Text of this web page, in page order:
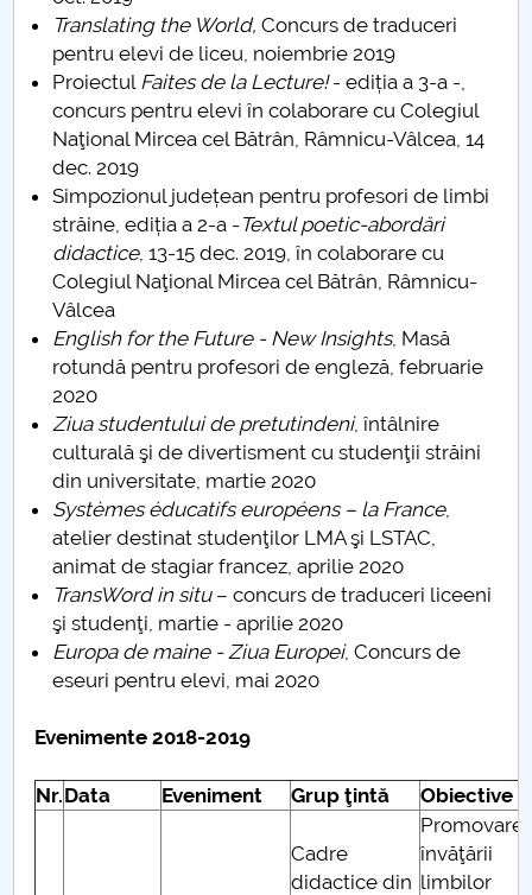
Translating the World,Concurs de traduceri
pentru elevi de liceu, noiembrie 2019
Proiectul Faites de la Lecture!- ediția a 3-a -,
concurs pentru elevi în colaborare cu Colegiul
Naţional Mircea cel Bătrân, Râmnicu-Vâlcea, 14
dec. 2019
Simpozionul județean pentru profesori de limbi
străine, ediția a 2-a - Textul poetic-abordări
didactice, 13-15 dec. 2019, în colaborare cu
Colegiul Naţional Mircea cel Bătrân, Râmnicu-
Vâlcea
English for the Future - New Insights, Masă
rotundă pentru profesori de engleză, februarie
2020
Ziua studentului de pretutindeni, întâlnire
culturală şi de divertisment cu studenţii străini
din universitate, martie 2020
Systèmes éducatifs européens – la France,
atelier destinat studenţilor LMA şi LSTAC,
animat de stagiar francez, aprilie 2020
TransWord in situ– concurs de traduceri liceeni
şi studenţi, martie - aprilie 2020
Europa de maine - Ziua Europei, Concurs de
eseuri pentru elevi, mai 2020
Evenimente 2018-2019
Nr.Data Eveniment Grup ţintă Obiective
Cadre
didactice din
învăţării
limbilor